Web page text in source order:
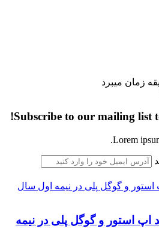
Subscribe to our mailing list
Lorem
اپ استور و گوگل پلی در نیمه اول سال
درآمد اپ استور و گوگل پلی در نیمه